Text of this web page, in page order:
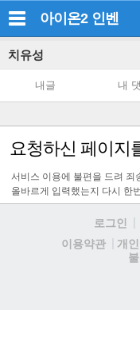
아이온2 인벤
치유성
내글 내
요청하신 페이지
서비스 이용에 불편을 드려
올바르게 입력했는지 다시 한
로그인
이용약관
개